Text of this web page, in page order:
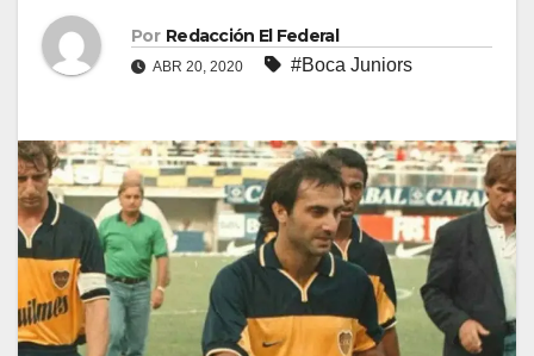
Por Redacción El Federal
ABR 20, 2020 #Boca Juniors